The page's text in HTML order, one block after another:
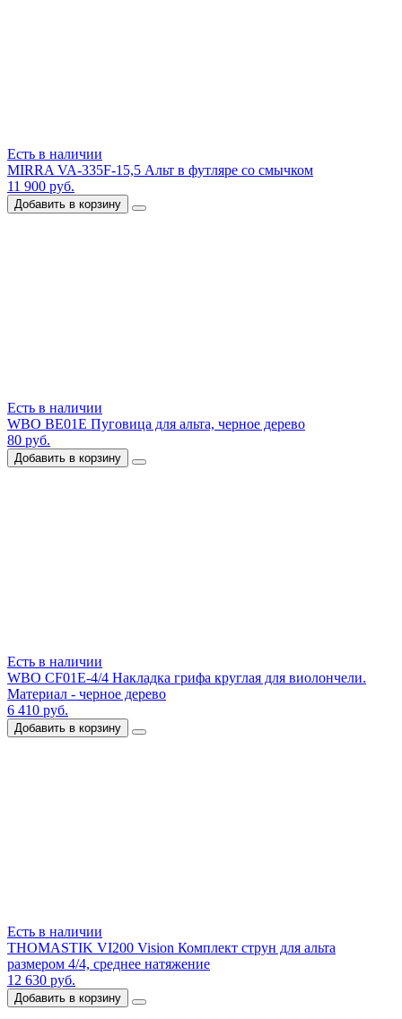
Есть в наличии
MIRRA VA-335F-15,5 Альт в футляре со смычком
11 900 руб.
Добавить в корзину
Есть в наличии
WBO BE01E Пуговица для альта, черное дерево
80 руб.
Добавить в корзину
Есть в наличии
WBO CF01E-4/4 Накладка грифа круглая для виолончели.
Материал - черное дерево
6 410 руб.
Добавить в корзину
Есть в наличии
THOMASTIK VI200 Vision Комплект струн для альта
размером 4/4, среднее натяжение
12 630 руб.
Добавить в корзину